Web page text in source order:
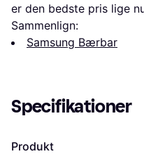
er den bedste pris lige
Sammenlign:
Samsung Bærbar
Specifikationer
Produkt